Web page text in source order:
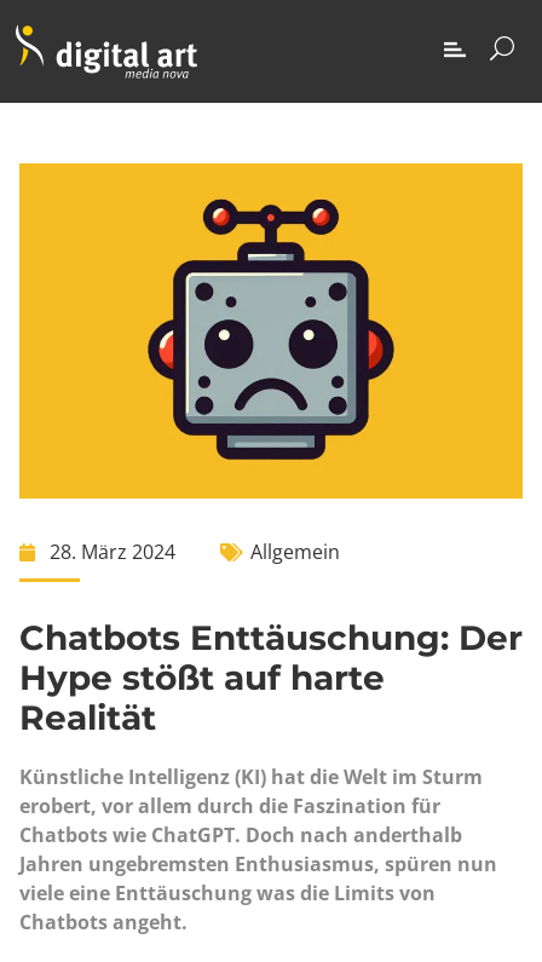
28. März 2024 Allgemein
Chatbots Enttäuschung: Der
Hype stößt auf harte
Realität
Künstliche Intelligenz (KI) hat die Welt im Sturm
erobert, vor allem durch die Faszination für
Chatbots wie ChatGPT. Doch nach anderthalb
Jahren ungebremsten Enthusiasmus, spüren nun
viele eine Enttäuschung was die Limits von
Chatbots angeht.